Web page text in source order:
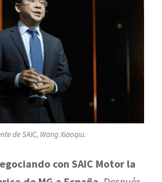
de SAIC, Wang Xiaoqiu.
con SAIC Motor la